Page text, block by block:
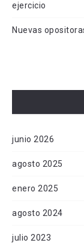
ejercicio
Nuevas
junio 2026
agosto 2025
enero 2025
agosto 2024
julio 2023